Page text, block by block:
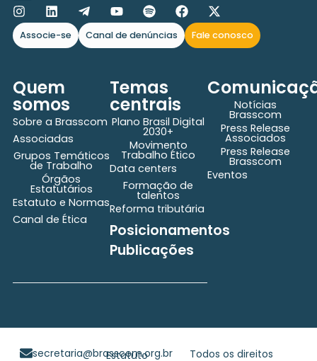
Associe-se Canal de denúncias Fale conosco
Quem
somos
Sobre a Brasscom
Associadas
Grupos Temáticos
de Trabalho
Órgãos
Estatutários
Estatuto e Normas
Canal de Ética
Temas
centrais
Plano Brasil Digital
2030+
Movimento
Trabalho Ético
Data centers
Formação de
talentos
Reforma tributária
Posicionamentos
Publicações
Notícias
Brasscom
Press Release
Associados
Press Release
Brasscom
Eventos
Todos os direitos
secretaria@brasscom.org.br
Estatuto